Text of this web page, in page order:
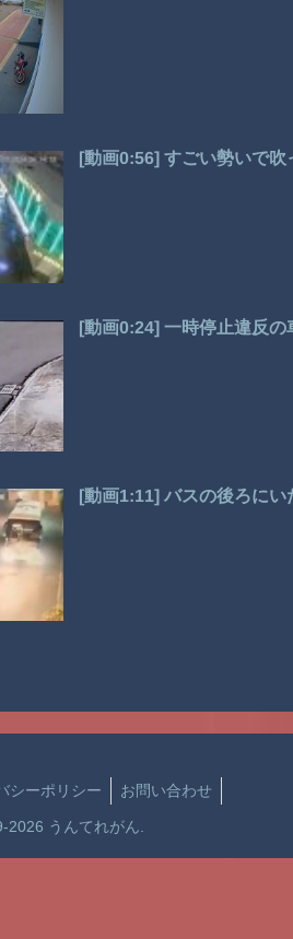
[動画0:56] すごい勢いで
[動画0:24] 一時停止違反
[動画1:11] バスの後ろに
シーポリシー お問い合わせ
2026 うんてれがん.